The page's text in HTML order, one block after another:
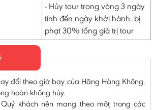
- Hủy tour trong vòng 3 ngày
tính đến ngày khởi hành: bị
phạt 30% tổng giá trị tour
đổi theo giờ bay của Hãng Hàng Không.
hoàn không hủy.
khách nên mang theo một trong các